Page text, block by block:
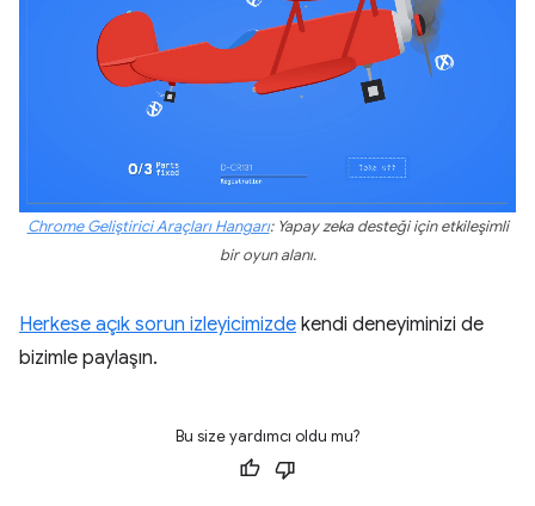
Chrome Geliştirici Araçları Hangarı: Yapay zeka desteği için etkileşimli
bir oyun alanı.
Herkese açık sorun izleyicimizde kendi deneyiminizi de
bizimle paylaşın.
Bu size yardımcı oldu mu?